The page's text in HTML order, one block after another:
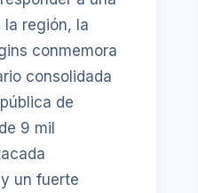
la región, la
conmemora
consolidada
de
9 mil
un fuerte